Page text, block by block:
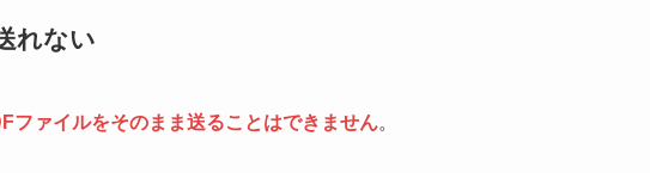
れない
ファイルをそのまま送ることはできません。